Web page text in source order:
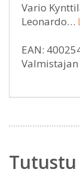
Vario
Leonardo…
EAN: